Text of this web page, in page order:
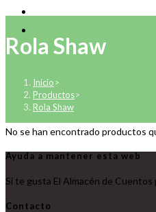
Rola Shaw
Inicio>
Productos>
Rola Shaw
No se han encontrado productos
Ayuda a mantener esta web
Si te gusta El Almacén de
Contacto